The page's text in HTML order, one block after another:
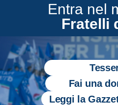
Entra nel
Fratelli
Fai una
Leggi la